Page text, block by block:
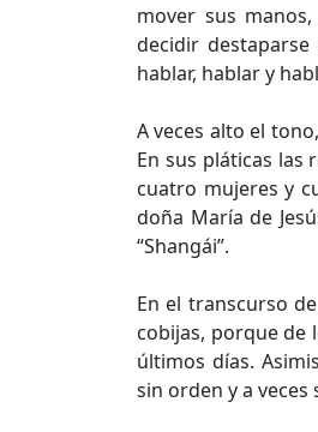
mover sus
decidir
hablar, hablar y
A veces alto el
En sus pláticas las
cuatro mujeres y
doña María de
“Shangái”.
En el transcurso
cobijas, porque de
últimos días.
sin orden y a veces